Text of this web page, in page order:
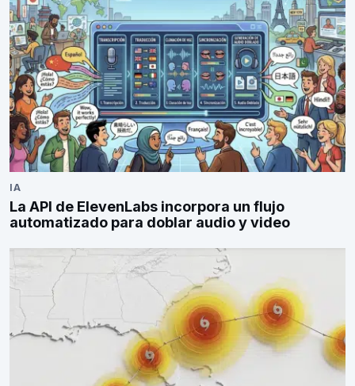
IA
La API de ElevenLabs incorpora un flujo
automatizado para doblar audio y video